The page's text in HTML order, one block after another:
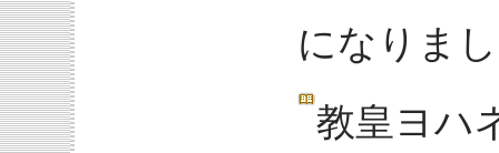
になりま
教皇ヨハ